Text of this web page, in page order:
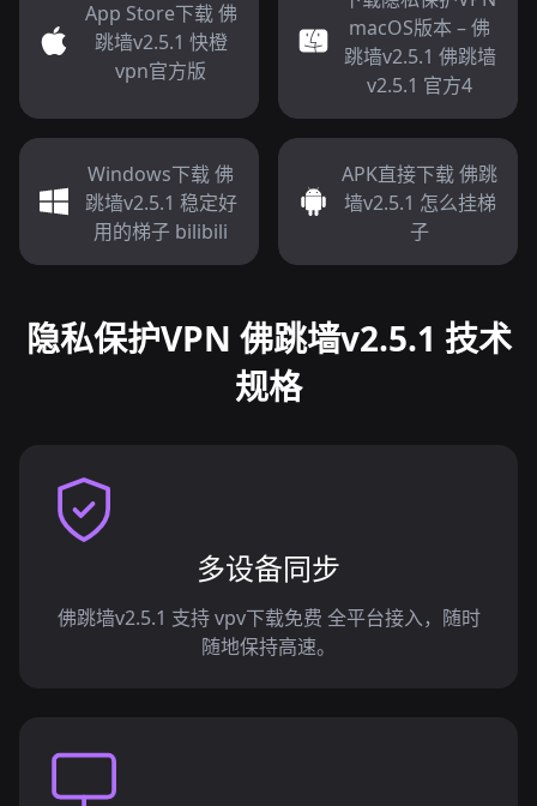
App Store下载 佛
跳墙v2.5.1 快橙
vpn官方版
macOS版本 – 佛
跳墙v2.5.1 佛跳墙
v2.5.1 官方4
Windows下载 佛
跳墙v2.5.1 稳定好
用的梯子 bilibili
APK直接下载 佛跳
墙v2.5.1 怎么挂梯
子
隐私保护VPN 佛跳墙v2.5.1 技术
规格
多设备同步
佛跳墙v2.5.1 支持 vpv下载免费 全平台接入，随时
随地保持高速。